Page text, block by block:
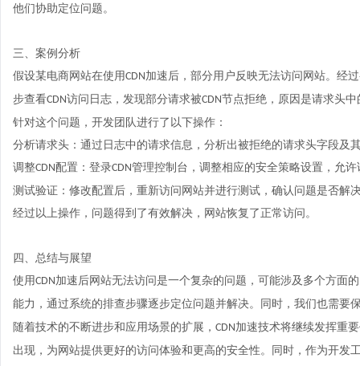
他们协助定位问题。
三、案例分析
假设某电商网站在使用CDN加速后，部分用户反映无法访问网站。经
步查看CDN访问日志，发现部分请求被CDN节点拒绝，原因是请求头
针对这个问题，开发团队进行了以下操作：
分析请求头：通过日志中的请求信息，分析出被拒绝的请求头字段及
调整CDN配置：登录CDN管理控制台，调整相应的安全策略设置，允
测试验证：修改配置后，重新访问网站并进行测试，确认问题是否解
经过以上操作，问题得到了有效解决，网站恢复了正常访问。
四、总结与展望
使用CDN加速后网站无法访问是一个复杂的问题，可能涉及多个方面
能力，通过系统的排查步骤逐步定位问题并解决。同时，我们也需要
随着技术的不断进步和应用场景的扩展， CDN加速技术将继续发挥重
出现，为网站提供更好的访问体验和更高的安全性。同时，作为开